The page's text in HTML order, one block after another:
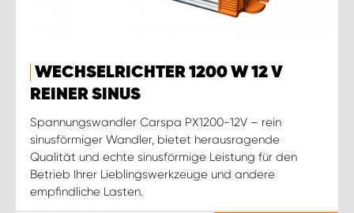
WECHSELRICHTER 1200 W 12 V
REINER SINUS
Spannungswandler Carspa PX1200-12V – rein
sinusförmiger Wandler, bietet herausragende
Qualität und echte sinusförmige Leistung für den
Betrieb Ihrer Lieblingswerkzeuge und andere
empfindliche Lasten.